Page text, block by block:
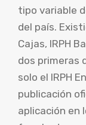
tipo variable
del país.
Cajas, IRPH
dos primeras
solo el IRPH
publicación
aplicación en